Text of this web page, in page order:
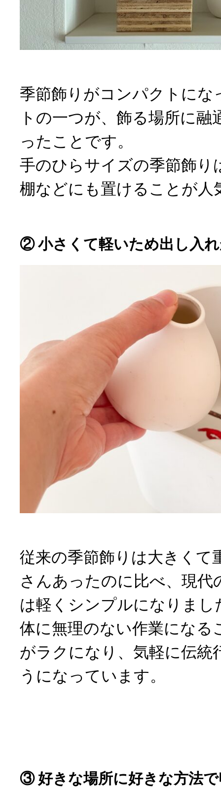
季節飾りがコンパクトにな
トの一つが、飾る場所に
ったことです。
手のひらサイズの季節飾り
棚などにも置けることが人
② 小さくて軽いため出し入
従来の季節飾りは大きくて
さんあったのに比べ、現代
は軽くシンプルになりまし
体に無理のない作業になる
がラクになり、気軽に伝統
うになっています。
③ 好きな場所に好きな方法